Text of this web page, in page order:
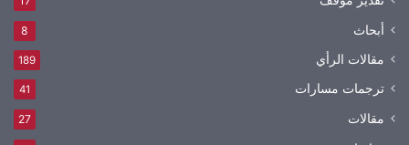
أبحاث 8
مقالات الرأي 189
ترجمات مسارات 41
مقالات 27